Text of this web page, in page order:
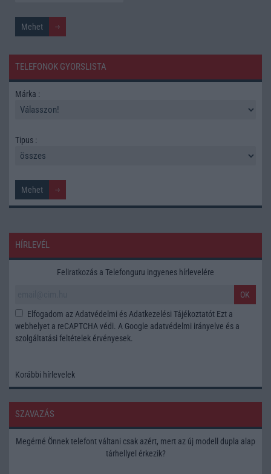
TELEFONOK GYORSLISTA
Márka :
Tipus :
HÍRLEVÉL
Feliratkozás a Telefonguru ingyenes hírlevelére
OK
Elfogadom az Adatvédelmi és Adatkezelési Tájékoztatót Ezt a
webhelyet a reCAPTCHA védi. A Google adatvédelmi irányelve és a
szolgáltatási feltételek érvényesek.
Korábbi hírlevelek
SZAVAZÁS
Megérné Önnek telefont váltani csak azért, mert az új modell dupla alap
tárhellyel érkezik?